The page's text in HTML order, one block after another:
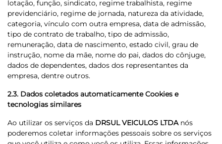
lotação, função, sindicato, regime trabalhista, regime
previdenciário, regime de jornada, natureza da atividade,
categoria, vínculo com outra empresa, data de admissão,
tipo de contrato de trabalho, tipo de admissão,
remuneração, data de nascimento, estado civil, grau de
instrução, nome da mãe, nome do pai, dados do cônjuge,
dados de dependentes, dados dos representantes da
empresa, dentre outros.
2.3. Dados coletados automaticamente Cookies e
tecnologias similares
Ao utilizar os serviços da DRSUL VEICULOS LTDAnós
poderemos coletar informações pessoais sobre os serviços